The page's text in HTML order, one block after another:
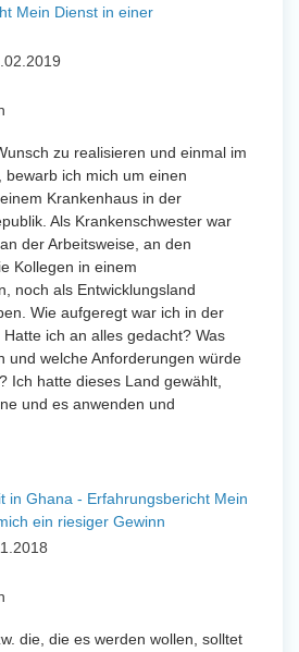
Mein Dienst in einer
zu realisieren und einmal im
bewarb ich mich um einen
Krankenhaus in der
Als Krankenschwester war
der Arbeitsweise, an den
Kollegen in einem
noch als Entwicklungsland
Wie aufgeregt war ich in der
ich an alles gedacht? Was
und welche Anforderungen würde
Ich hatte dieses Land gewählt,
und es anwenden und
in Ghana - Erfahrungsbericht Mein
ein riesiger Gewinn
die, die es werden wollen, solltet